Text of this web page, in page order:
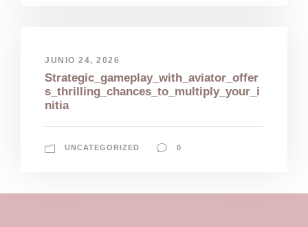
JUNIO 24, 2026
Strategic_gameplay_with_aviator_offer
s_thrilling_chances_to_multiply_your_i
nitia
UNCATEGORIZED 0